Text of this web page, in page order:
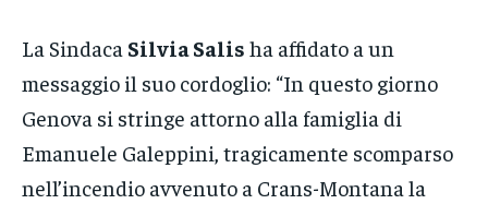
La Sindaca Silvia Salis ha affidato a un
messaggio il suo cordoglio: “In questo giorno
Genova si stringe attorno alla famiglia di
Emanuele Galeppini, tragicamente scomparso
nell’incendio avvenuto a Crans-Montana la